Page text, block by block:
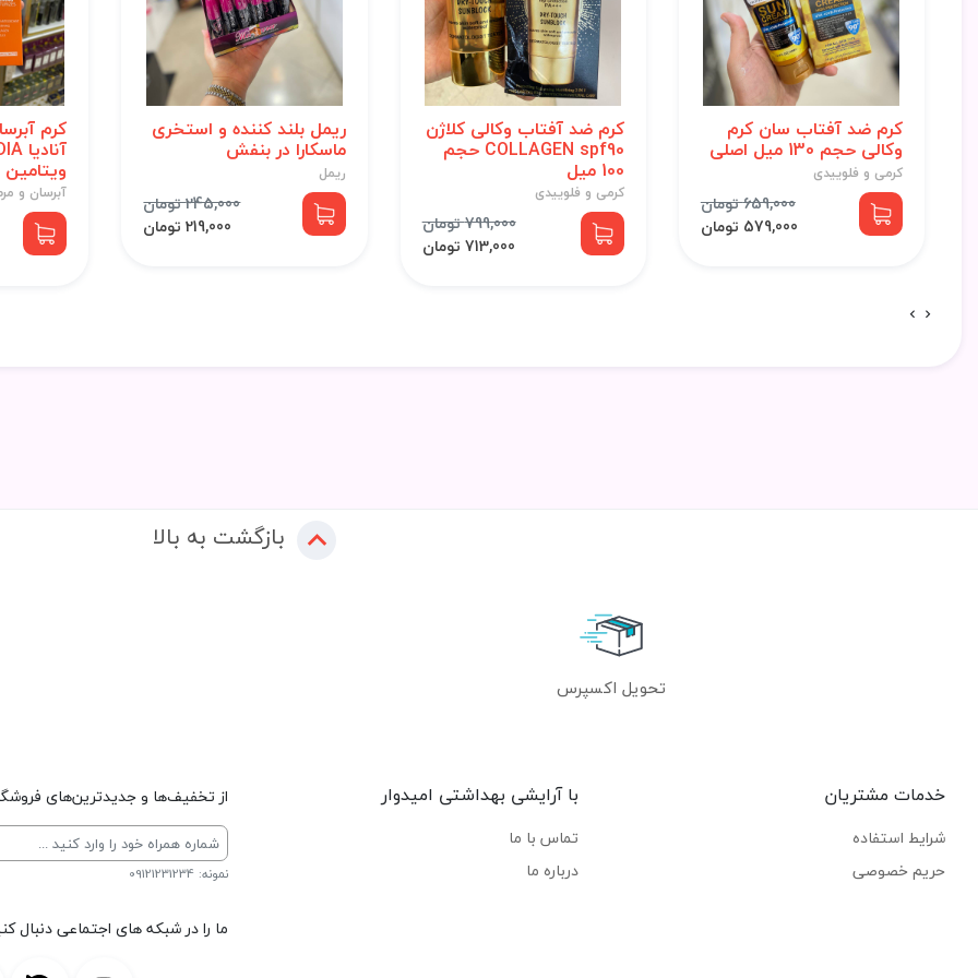
کرم ضد آفتاب سان کرم
وکالی حجم 130 میل اصلی
کرمی و فلوییدی
659,000 تومان
579,000 تومان
کرم ضد آفتاب وکالی کلاژن
COLLAGEN spf90 حجم
100 میل
کرمی و فلوییدی
799,000 تومان
713,000 تومان
ریمل بلند کننده و استخری
ماسکارا در بنفش
ریمل
245,000 تومان
219,000 تومان
کرم
ویتامین C حجم 150 میل
آبرسان و
بازگشت به بالا
تحویل اکسپرس
خدمات مشتریان
شرایط استفاده
حریم خصوصی
با آرایشی بهداشتی امیدوار
تماس با ما
درباره ما
از تخفیف‌ها و جدیدترین‌های
نمونه: 09121231234
ما را در شبکه های اجتماعی دنبال